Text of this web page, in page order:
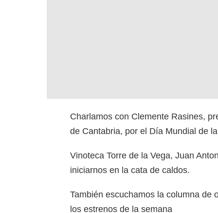
Charlamos con Clemente Rasines,
de Cantabria, por el Día Mundial de
Vinoteca Torre de la Vega, Juan
iniciarnos en la cata de caldos.
También escuchamos la columna de
los estrenos de la semana